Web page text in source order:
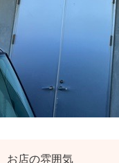
お店の雰囲気